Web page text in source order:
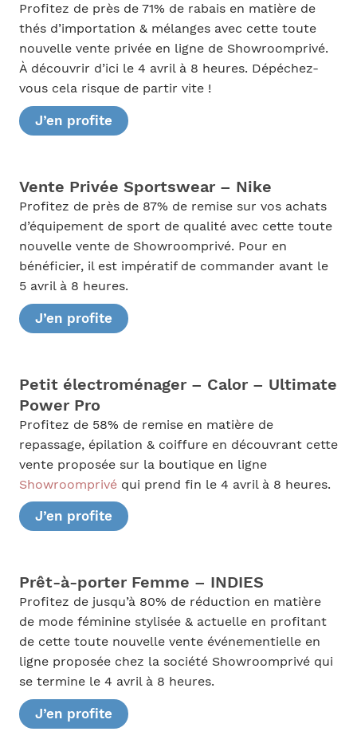
Profitez de près de 71% de rabais en matière de
thés d’importation & mélanges avec cette toute
nouvelle vente privée en ligne de Showroomprivé.
À découvrir d’ici le 4 avril à 8 heures. Dépéchez-
vous cela risque de partir vite !
J’en profite
Vente Privée Sportswear – Nike
Profitez de près de 87% de remise sur vos achats
d’équipement de sport de qualité avec cette toute
nouvelle vente de Showroomprivé. Pour en
bénéficier, il est impératif de commander avant le
5 avril à 8 heures.
J’en profite
Petit électroménager – Calor – Ultimate
Power Pro
Profitez de 58% de remise en matière de
repassage, épilation & coiffure en découvrant cette
vente proposée sur la boutique en ligne
Showroomprivéqui prend fin le 4 avril à 8 heures.
J’en profite
Prêt-à-porter Femme – INDIES
Profitez de jusqu’à 80% de réduction en matière
de mode féminine stylisée & actuelle en profitant
de cette toute nouvelle vente événementielle en
ligne proposée chez la société Showroomprivé qui
se termine le 4 avril à 8 heures.
J’en profite